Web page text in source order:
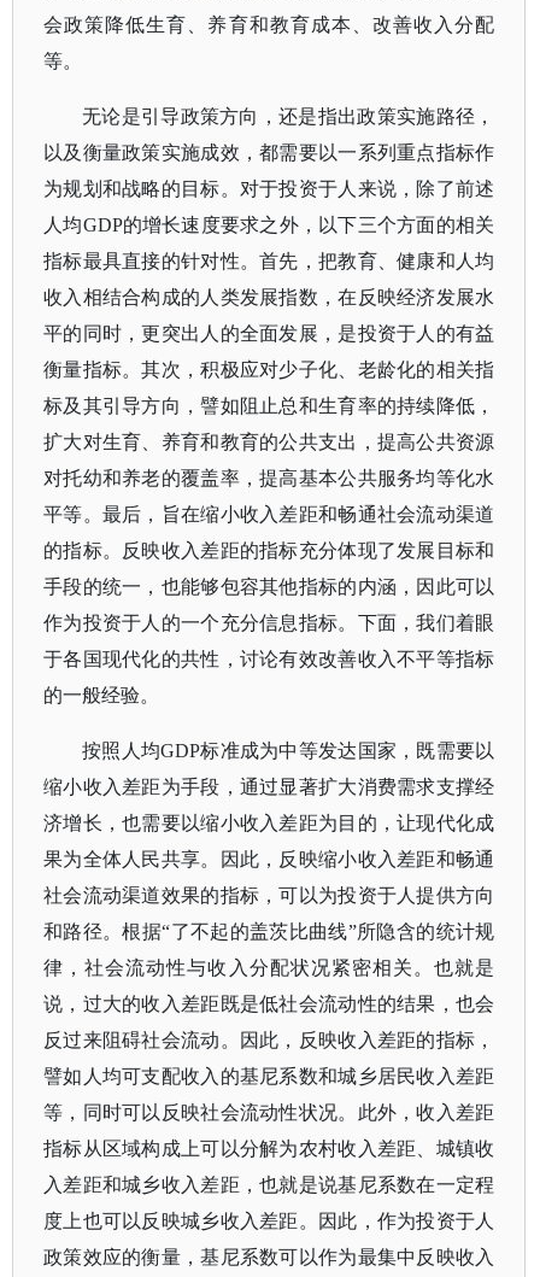
会政策降低生育、养育和教育成本、改善收入分配
等。
无论是引导政策方向，还是指出政策实施路径，
以及衡量政策实施成效，都需要以一系列重点指标作
为规划和战略的目标。对于投资于人来说，除了前述
人均GDP的增长速度要求之外，以下三个方面的相关
指标最具直接的针对性。首先，把教育、健康和人均
收入相结合构成的人类发展指数，在反映经济发展水
平的同时，更突出人的全面发展，是投资于人的有益
衡量指标。其次，积极应对少子化、老龄化的相关指
标及其引导方向，譬如阻止总和生育率的持续降低，
扩大对生育、养育和教育的公共支出，提高公共资源
对托幼和养老的覆盖率，提高基本公共服务均等化水
平等。最后，旨在缩小收入差距和畅通社会流动渠道
的指标。反映收入差距的指标充分体现了发展目标和
手段的统一，也能够包容其他指标的内涵，因此可以
作为投资于人的一个充分信息指标。下面，我们着眼
于各国现代化的共性，讨论有效改善收入不平等指标
的一般经验。
按照人均GDP标准成为中等发达国家，既需要以
缩小收入差距为手段，通过显著扩大消费需求支撑经
济增长，也需要以缩小收入差距为目的，让现代化成
果为全体人民共享。因此，反映缩小收入差距和畅通
社会流动渠道效果的指标，可以为投资于人提供方向
和路径。根据“了不起的盖茨比曲线”所隐含的统计规
律，社会流动性与收入分配状况紧密相关。也就是
说，过大的收入差距既是低社会流动性的结果，也会
反过来阻碍社会流动。因此，反映收入差距的指标，
譬如人均可支配收入的基尼系数和城乡居民收入差距
等，同时可以反映社会流动性状况。此外，收入差距
指标从区域构成上可以分解为农村收入差距、城镇收
入差距和城乡收入差距，也就是说基尼系数在一定程
度上也可以反映城乡收入差距。因此，作为投资于人
政策效应的衡量，基尼系数可以作为最集中反映收入